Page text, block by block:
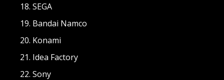
SEGA
Bandai Namco
Konami
Idea Factory
Sony